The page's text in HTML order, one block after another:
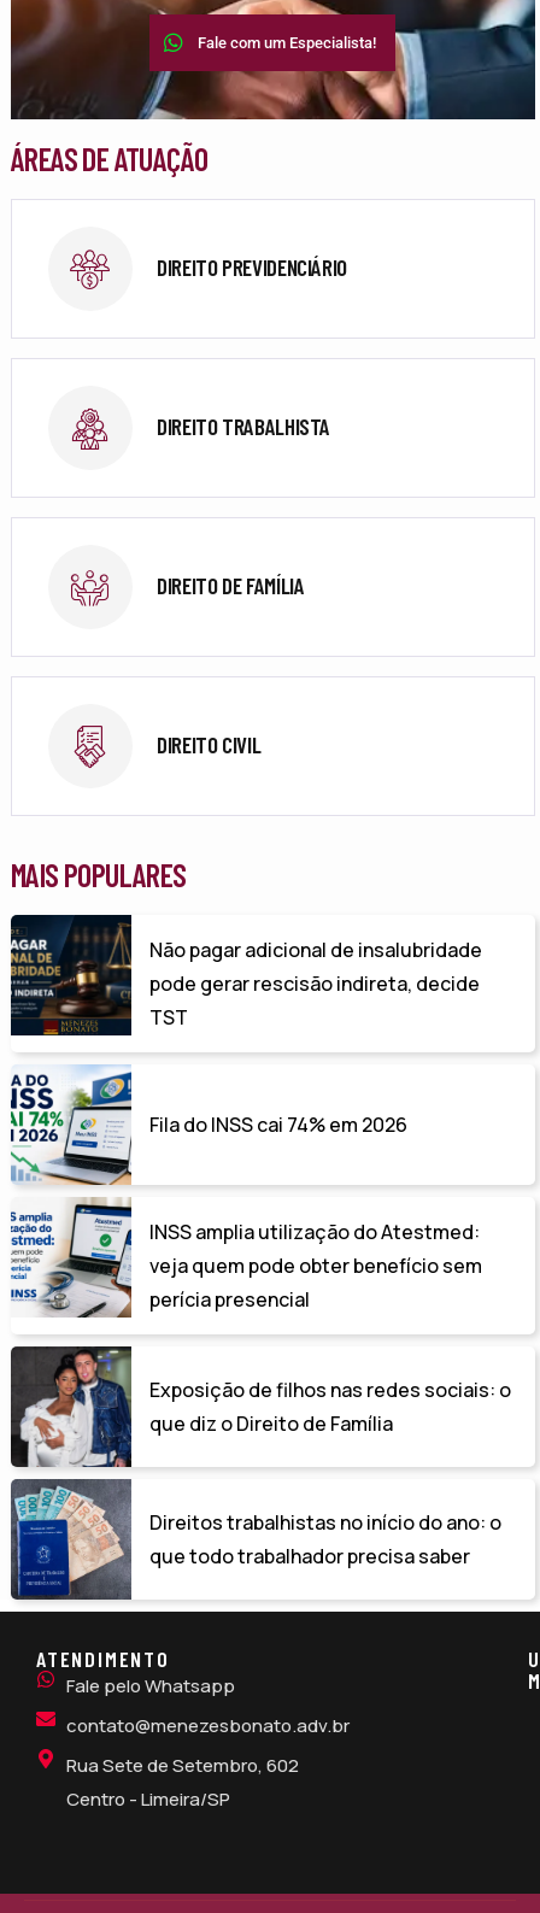
Fale com um Especialista!
ÁREAS DE ATUAÇÃO
DIREITO PREVIDENCIÁRIO
DIREITO TRABALHISTA
DIREITO DE FAMÍLIA
DIREITO CIVIL
MAIS POPULARES
Não pagar adicional de insalubridade
pode gerar rescisão indireta, decide
TST
Fila do INSS cai 74% em 2026
INSS amplia utilização do Atestmed:
veja quem pode obter benefício sem
perícia presencial
Exposição de filhos nas redes sociais: o
que diz o Direito de Família
Direitos trabalhistas no início do ano: o
que todo trabalhador precisa saber
ATENDIMENTO
Fale pelo Whatsapp
contato@menezesbonato.adv.br
Rua Sete de Setembro, 602
Centro - Limeira/SP